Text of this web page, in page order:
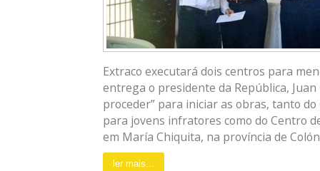
Extraco executará dois centros para
entrega o presidente da República, Juan
proceder” para iniciar as obras, tanto
para jovens infratores como do Centro
em María Chiquita, na província de
ler mais...